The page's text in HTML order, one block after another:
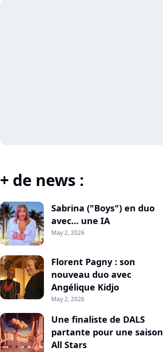
+ de news :
Sabrina ("Boys") en duo
avec... une IA
May 2, 2026
Florent Pagny : son
nouveau duo avec
Angélique Kidjo
May 2, 2026
Une finaliste de DALS
partante pour une saison
All Stars